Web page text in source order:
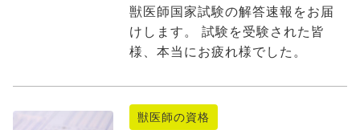
獣医師国家試験の解答速報をお届
けします。 試験を受験された皆
様、本当にお疲れ様でした。
獣医師の資格